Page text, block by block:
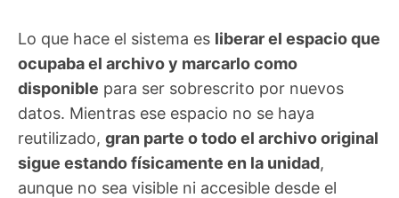
Lo que hace el sistema es liberar el espacio que
ocupaba el archivo y marcarlo como
disponible para ser sobrescrito por nuevos
datos. Mientras ese espacio no se haya
reutilizado, gran parte o todo el archivo original
sigue estando físicamente en la unidad,
aunque no sea visible ni accesible desde el